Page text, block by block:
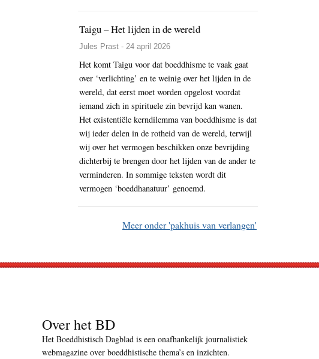
Taigu – Het lijden in de wereld
Jules Prast - 24 april 2026
Het komt Taigu voor dat boeddhisme te vaak gaat
over ‘verlichting’ en te weinig over het lijden in de
wereld, dat eerst moet worden opgelost voordat
iemand zich in spirituele zin bevrijd kan wanen.
Het existentiële kerndilemma van boeddhisme is dat
wij ieder delen in de rotheid van de wereld, terwijl
wij over het vermogen beschikken onze bevrijding
dichterbij te brengen door het lijden van de ander te
verminderen. In sommige teksten wordt dit
vermogen ‘boeddhanatuur’ genoemd.
Meer onder 'pakhuis van verlangen'
Over het BD
Het Boeddhistisch Dagblad is een onafhankelijk journalistiek
webmagazine over boeddhistische thema’s en inzichten.